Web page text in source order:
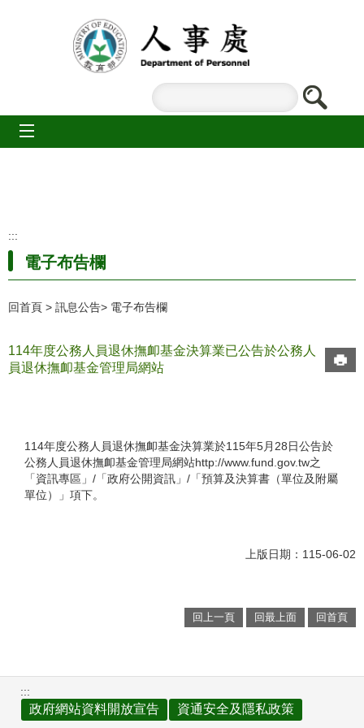
:::
電子布告欄
回首頁 訊息公告 電子布告欄
114年度公務人員退休撫卹基金決算業已公告於公務人
員退休撫卹基金管理局網站
114年度公務人員退休撫卹基金決算業於115年5月28日公告於
公務人員退休撫卹基金管理局網站http://www.fund.gov.tw之
「資訊專區」/「政府公開資訊」/「預算及決算書（單位及附屬
單位）」項下。
上版日期：115-06-02
回上一頁 回最上面 回首頁
:::
政府網站資料開放宣告 資通安全及隱私政策